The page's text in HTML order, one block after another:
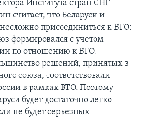
Института стран СНГ
считает, что Беларуси и
несложно присоединиться к ВТО:
формировался с учетом
по отношению к ВТО.
решений, принятых в
союза, соответствовали
в рамках ВТО. Поэтому
будет достаточно легко
не будет серьезных